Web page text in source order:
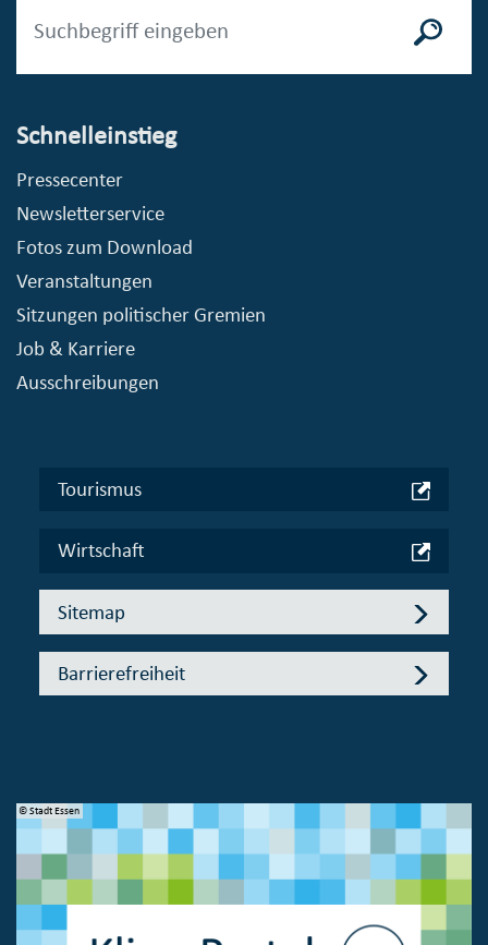
Schnelleinstieg
Pressecenter
Newsletterservice
Fotos zum Download
Veranstaltungen
Sitzungen politischer Gremien
Job & Karriere
Ausschreibungen
Tourismus
Wirtschaft
Sitemap
Barrierefreiheit
© Stadt Essen